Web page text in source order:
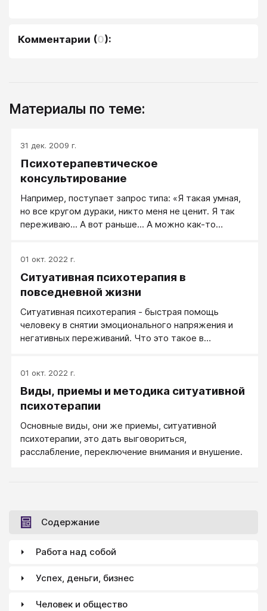
Комментарии (0):
Материалы по теме:
31 дек. 2009 г.
Психотерапевтическое
консультирование
Например, поступает запрос типа: «Я такая умная,
но все кругом дураки, никто меня не ценит. Я так
переживаю... А вот раньше... А можно как-то
разбором полетов и научением клиента переходу
от роли Жертвы к позиции Автора. Здесь пойдет
вход весь инструментарий, от выслушивания
01 окт. 2022 г.
Ситуативная психотерапия в
повседневной жизни
Ситуативная психотерапия - быстрая помощь
человеку в снятии эмоционального напряжения и
негативных переживаний. Что это такое в
01 окт. 2022 г.
Виды, приемы и методика ситуативной
психотерапии
Основные виды, они же приемы, ситуативной
психотерапии, это дать выговориться,
расслабление, переключение внимания и внушение.
Содержание
Работа над собой
Успех, деньги, бизнес
Человек и общество